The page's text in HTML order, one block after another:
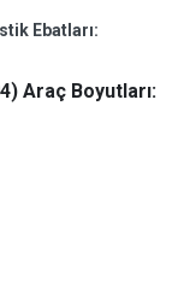
Ebatları:
Araç Boyutları: